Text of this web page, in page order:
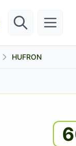
HUFRON